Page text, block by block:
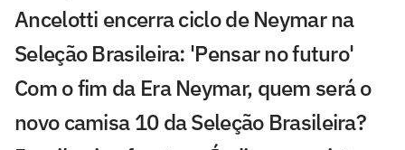
Ancelotti encerra ciclo de Neymar na
Seleção Brasileira: 'Pensar no futuro'
Com o fim da Era Neymar, quem será o
novo camisa 10 da Seleção Brasileira?